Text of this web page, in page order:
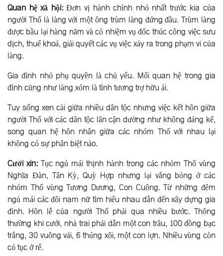
Quan hệ xã hội:Ðơn vị hành chính nhỏ nhất trước kia của
người Thổ là làng với một ông trùm làng đứng đầu. Trùm làng
được bầu lại hàng năm và có nhiệm vụ đốc thúc công việc sưu
dịch, thuế khoá, giải quyết các vụ việc xảy ra trong phạm vi của
làng.
Gia đình nhỏ phụ quyền là chủ yếu. Mối quan hệ trong gia
đình cũng như làng xóm là tình tương trợ hữu ái.
Tuy sống xen cài giữa nhiều dân tộc nhưng việc kết hôn giữa
người Thổ với các dân tộc lân cận dường như không đáng kể,
song quan hệ hôn nhân giữa các nhóm Thổ với nhau lại
không có sự phân biệt nào.
Cưới xin: Tục ngủ mái thịnh hành trong các nhóm Thổ vùng
Nghĩa Ðàn, Tân Kỳ, Quỳ Hợp nhưng lại vắng bóng ở các
nhóm Thổ vùng Tương Dương, Con Cuông. Từ những đêm
ngủ mái các đôi nam nữ tìm hiểu nhau dẫn đến xây dựng gia
đình. Hôn lễ của người Thổ phải qua nhiều bước. Thông
thường khi cưới, nhà trai phải dẫn một con trâu, 100 đồng bạc
trắng, 30 vuông vải, 6 thúng xôi, một con lợn. Nhiều vùng còn
có tục ở rể.